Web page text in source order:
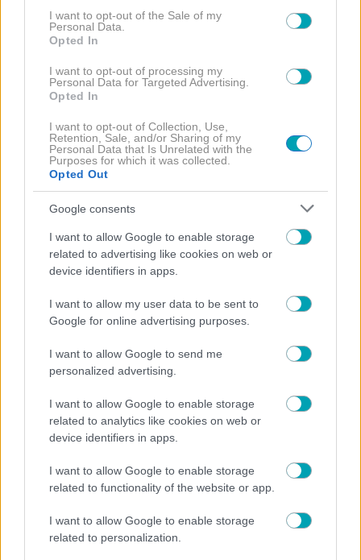
consent section.
I want to opt-out of the Sale of my
Personal Data.
Opted In
I want to opt-out of processing my
Personal Data for Targeted Advertising.
Opted In
I want to opt-out of Collection, Use,
Retention, Sale, and/or Sharing of my
Personal Data that Is Unrelated with the
Purposes for which it was collected.
Opted Out
Google consents
I want to allow Google to enable storage
related to advertising like cookies on web or
device identifiers in apps.
I want to allow my user data to be sent to
Google for online advertising purposes.
I want to allow Google to send me
personalized advertising.
I want to allow Google to enable storage
related to analytics like cookies on web or
device identifiers in apps.
I want to allow Google to enable storage
related to functionality of the website or app.
I want to allow Google to enable storage
related to personalization.
Master Chef
ΔΙΑΒΑΣΤΕ
ΠΕΡΙΣΣΟΤΕΡΑ